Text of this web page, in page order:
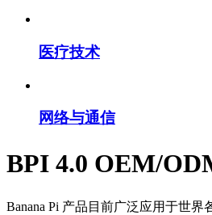
医疗技术
网络与通信
BPI 4.0 OEM/
Banana Pi 产品目前广泛应用于世